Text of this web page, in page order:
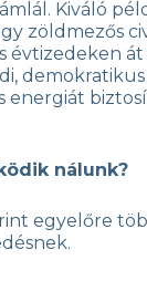
Kiváló
zöldmezős
évtizedeken át
energiát
nálunk?
egyelőre